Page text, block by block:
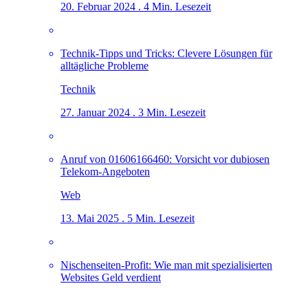
20. Februar 2024 . 4 Min. Lesezeit
Technik-Tipps und Tricks: Clevere Lösungen für
alltägliche Probleme
Technik
27. Januar 2024 . 3 Min. Lesezeit
Anruf von 01606166460: Vorsicht vor dubiosen
Telekom-Angeboten
Web
13. Mai 2025 . 5 Min. Lesezeit
Nischenseiten-Profit: Wie man mit spezialisierten
Websites Geld verdient